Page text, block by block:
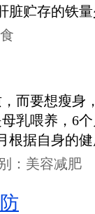
脏贮存的铁
而要想瘦身
乳喂养，6
根据自身的
：美容减肥